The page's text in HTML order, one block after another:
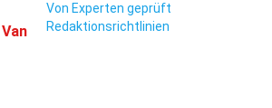
Van
Von Experten geprüft
Redaktionsrichtlinien